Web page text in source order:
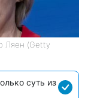
Ляен (Getty
суть из